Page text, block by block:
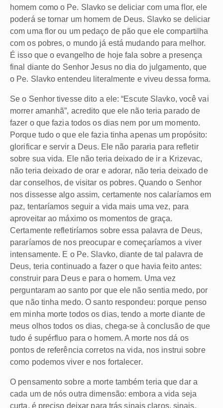
homem como o Pe. Slavko se deliciar com uma flor, ele
poderá se tornar um homem de Deus. Slavko se deliciar
com uma flor ou um pedaço de pão que ele compartilha
com os pobres, o mundo já está mudando para melhor.
É isso que o evangelho de hoje fala sobre a presença
final diante do Senhor Jesus no dia do julgamento, que
o Pe. Slavko entendeu literalmente e viveu dessa forma.
Se o Senhor tivesse dito a ele: “Escute Slavko, você vai
morrer amanhã”, acredito que ele não teria parado de
fazer o que fazia todos os dias nem por um momento.
Porque tudo o que ele fazia tinha apenas um propósito:
glorificar e servir a Deus. Ele não pararia para refletir
sobre sua vida. Ele não teria deixado de ir a Krizevac,
não teria deixado de orar e adorar, não teria deixado de
dar conselhos, de visitar os pobres. Quando o Senhor
nos dissesse algo assim, certamente nos calaríamos em
paz, tentaríamos seguir a vida mais uma vez, para
aproveitar ao máximo os momentos de graça.
Certamente refletiríamos sobre essa palavra de Deus,
pararíamos de nos preocupar e começaríamos a viver
intensamente. E o Pe. Slavko, diante de tal palavra de
Deus, teria continuado a fazer o que havia feito antes:
construir para Deus e para o homem. Uma vez
perguntaram ao santo por que ele não sentia medo, por
que não tinha medo. O santo respondeu: porque penso
em minha morte todos os dias, tendo a morte diante de
meus olhos todos os dias, chega-se à conclusão de que
tudo é supérfluo para o homem. A morte nos dá os
pontos de referência corretos na vida, nos instrui sobre
como podemos viver e nos fortalecer.
O pensamento sobre a morte também teria que dar a
cada um de nós outra dimensão: embora a vida seja
curta, é preciso deixar para trás sinais claros, sinais,